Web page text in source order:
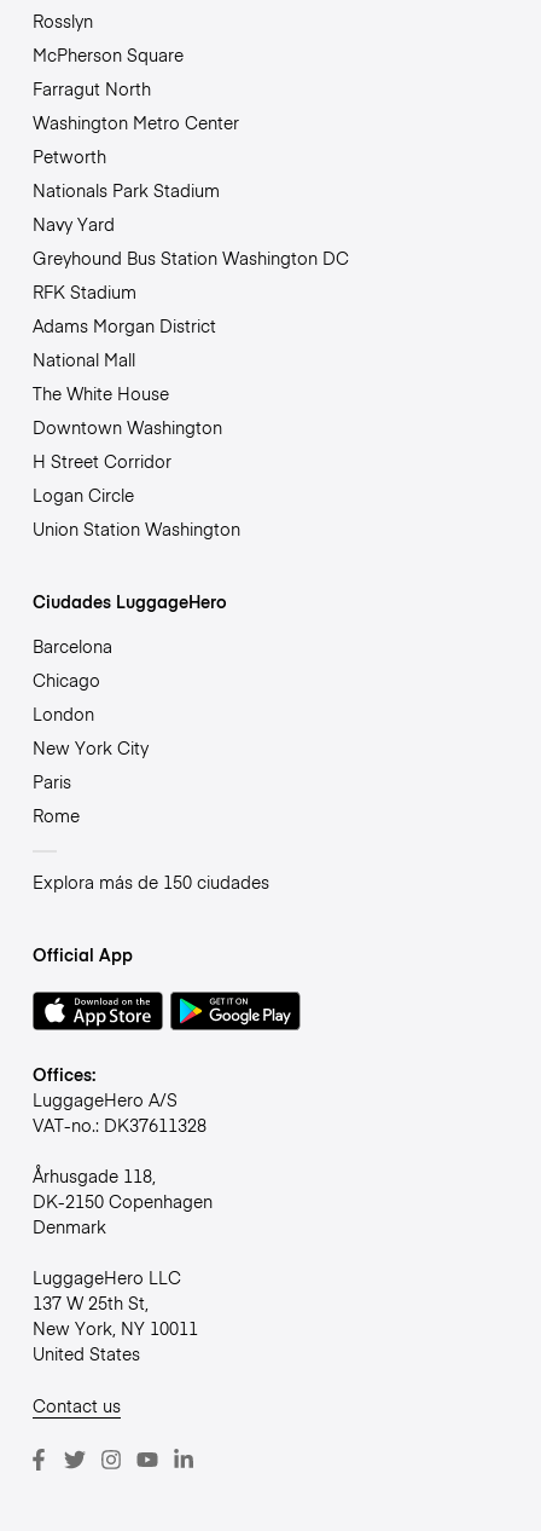
Rosslyn
McPherson Square
Farragut North
Washington Metro Center
Petworth
Nationals Park Stadium
Navy Yard
Greyhound Bus Station Washington DC
RFK Stadium
Adams Morgan District
National Mall
The White House
Downtown Washington
H Street Corridor
Logan Circle
Union Station Washington
Ciudades LuggageHero
Barcelona
Chicago
London
New York City
Paris
Rome
Explora más de 150 ciudades
Official App
Offices:
LuggageHero A/S
VAT-no.: DK37611328
Århusgade 118,
DK-2150 Copenhagen
Denmark
LuggageHero LLC
137 W 25th St,
New York, NY 10011
United States
Contact us